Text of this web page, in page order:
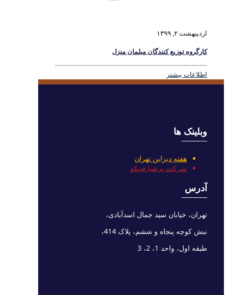
اردیبهشت ۲, ۱۳۹۹
کارگروه توزیع کنندگان مبلمان منزل
اطلاعات بیشتر
وبلینک ها
هفته دیزاین تهران
شرکت پرشیا فیپکو
آدرس
تهران، خیابان سید جمال اسدآبادی،
نبش کوچه پنجاه و ششم، پلاک 414،
طبقه اول، واحد 1، 2، 3